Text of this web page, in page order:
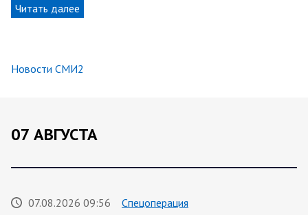
Читать далее
Новости СМИ2
07 АВГУСТА
07.08.2026 09:56
Спецоперация